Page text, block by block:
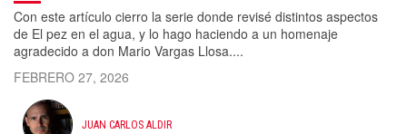
Con este artículo cierro la serie donde revisé distintos aspectos
de El pez en el agua, y lo hago haciendo a un homenaje
agradecido a don Mario Vargas Llosa....
FEBRERO 27, 2026
JUAN CARLOS ALDIR